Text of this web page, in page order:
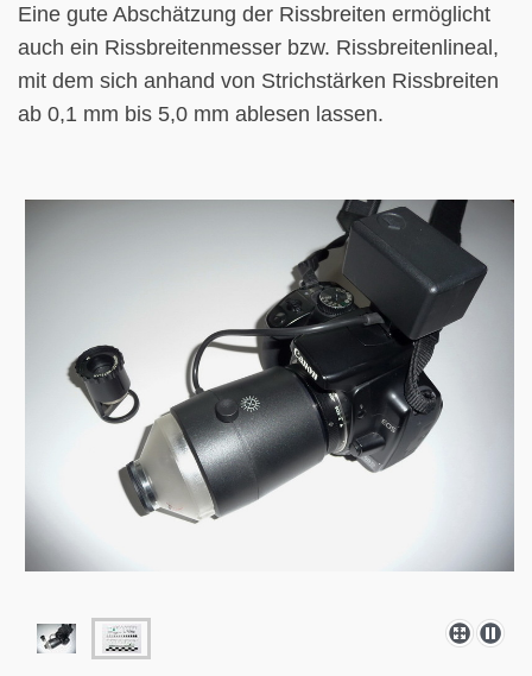
Eine gute Abschätzung der Rissbreiten ermöglicht
auch ein Rissbreitenmesser bzw. Rissbreitenlineal,
mit dem sich anhand von Strichstärken Rissbreiten
ab 0,1 mm bis 5,0 mm ablesen lassen.